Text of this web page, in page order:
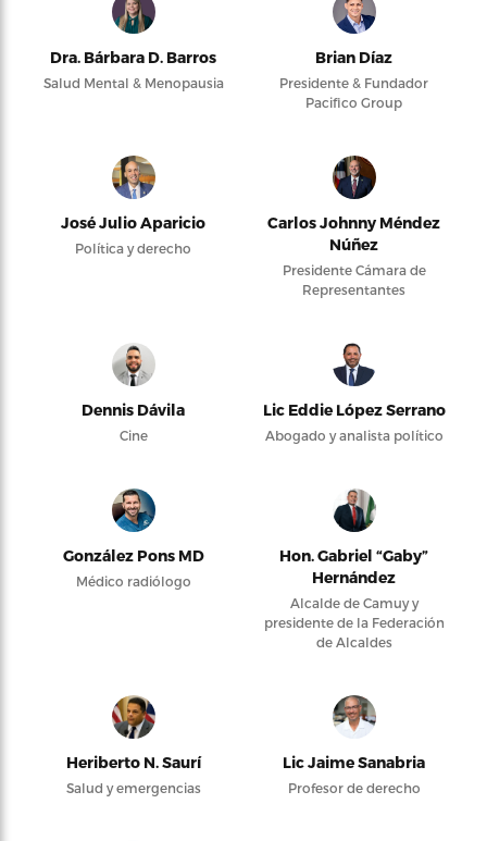
Dra. Bárbara D. Barros
Salud Mental & Menopausia
Brian Díaz
Presidente & Fundador
Pacifico Group
José Julio Aparicio
Política y derecho
Carlos Johnny Méndez
Núñez
Presidente Cámara de
Representantes
Dennis Dávila
Cine
Lic Eddie López Serrano
Abogado y analista político
González Pons MD
Médico radiólogo
Hon. Gabriel “Gaby”
Hernández
Alcalde de Camuy y
presidente de la Federación
de Alcaldes
Heriberto N. Saurí
Salud y emergencias
Lic Jaime Sanabria
Profesor de derecho